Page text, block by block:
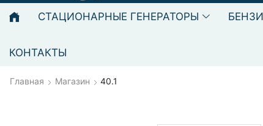
СТАЦИОНАРНЫЕ ГЕНЕРАТОРЫ
КОНТАКТЫ
Главная Магазин 40.1